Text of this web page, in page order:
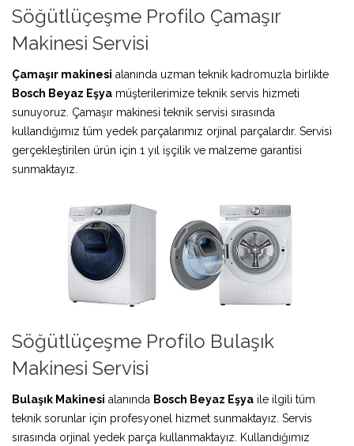
Söğütlüçeşme Profilo Çamaşır
Makinesi Servisi
Çamaşır makinesi alanında uzman teknik kadromuzla birlikte
Bosch Beyaz Eşya müşterilerimize teknik servis hizmeti
sunuyoruz. Çamaşır makinesi teknik servisi sırasında
kullandığımız tüm yedek parçalarımız orjinal parçalardır. Servisi
gerçekleştirilen ürün için 1 yıl işçilik ve malzeme garantisi
sunmaktayız.
Söğütlüçeşme Profilo Bulaşık
Makinesi Servisi
Bulaşık Makinesi alanında Bosch Beyaz Eşya ile ilgili tüm
teknik sorunlar için profesyonel hizmet sunmaktayız. Servis
sırasında orjinal yedek parça kullanmaktayız. Kullandığımız